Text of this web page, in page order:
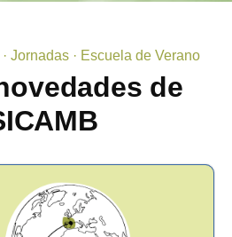
Jornadas · Escuela de Verano
de